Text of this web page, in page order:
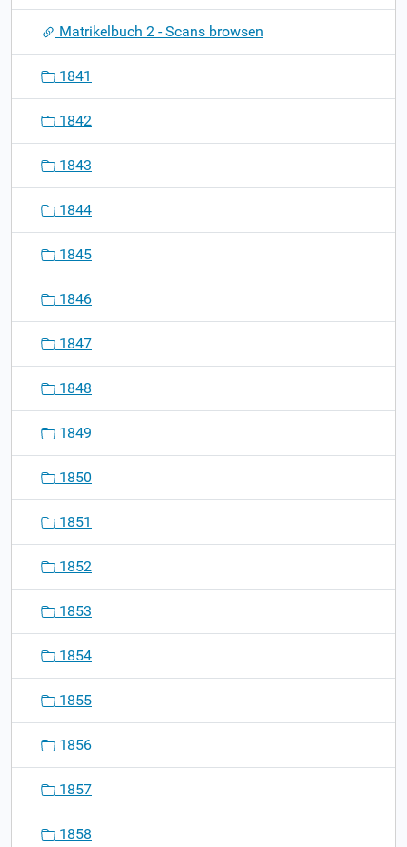
o
Matrikelbuch 2 - Scans browsen
1841
1842
1843
1844
1845
1846
1847
1848
1849
1850
1851
1852
1853
1854
1855
1856
1857
1858